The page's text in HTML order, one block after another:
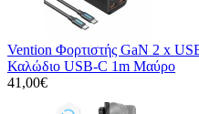
Vention Φορτιστής GaN 2 x
Καλώδιο USB-C 1m Μαύρο
41,00€